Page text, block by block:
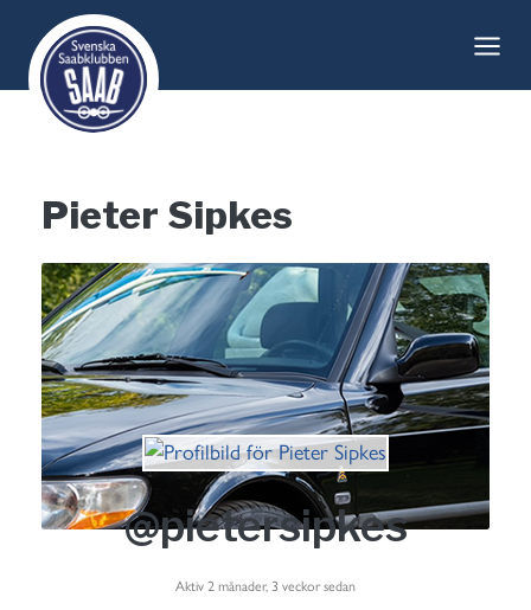
content
Pieter Sipkes
@pietersipkes
Aktiv 2 månader, 3 veckor sedan